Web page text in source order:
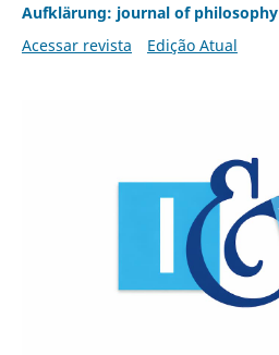
Aufklärung: journal of philosophy
Acessar revista
Edição Atual